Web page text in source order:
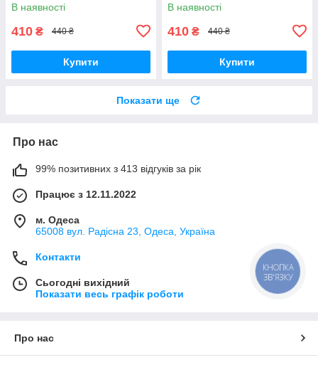
В наявності
410 ₴ 440 ₴
Купити
В наявності
410 ₴ 440 ₴
Купити
Показати ще
Про нас
99% позитивних з 413 відгуків за рік
Працює з 12.11.2022
м. Одеса
65008 вул. Радісна 23, Одеса, Україна
Контакти
Сьогодні вихідний
Показати весь графік роботи
Про нас
КНОПКА
ЗВ'ЯЗКУ